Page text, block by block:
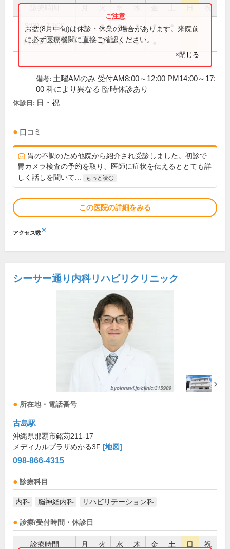
祝
9:00～13:00 ● ● ● ● ●
14:00～18:00 ● ● ● ●
お盆(8月中旬)は休診・休業の場合があります。来院前
に必ず医療機関に直接ご確認ください。
×閉じる
備考: 土曜AMのみ 受付AM8:00～12:00 PM14:00～17:
00 科により異なる 臨時休診あり
休診日: 日・祝
口コミ
胃の不調のため他院から紹介され受診しました。初診で
胃カメラ検査の予約を取り、医師に症状を伝えるととても詳
しく話しを聞いて...
もっと読む
この医院の詳細をみる
アクセス数※
シーサー通り内科リハビリクリニック
所在地・電話番号
古島駅
沖縄県那覇市銘苅211-17
メディカルプラザめかる3F [地図]
098-866-4315
診療科目
内科 脳神経内科 リハビリテーション科
診療/受付時間・休診日
診療時間 月 火 水 木 金 土 日 祝